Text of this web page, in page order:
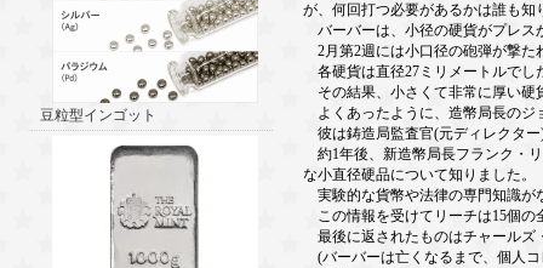
豆粒型インゴット
が、何回打つ必要があるかは誰も知
バーバーは、小径の硬貨がプレス
2月第2週には小口径の砲弾が撃た
各硬貨は直径27ミリメートルでし
その結果、小さくて非常に厚い硬
よくあったように、造幣局長のジ
彼は鋳造局監査官(元ディレクタ
約1年後、新造幣局長フランク・
な小直径硬品について知りました。
実験的な貨幣や法律の専門知識が
この情報を受けてリーチは15個の
最後に返されたものはチャールズ
(バーバーは亡くなるまで、個人